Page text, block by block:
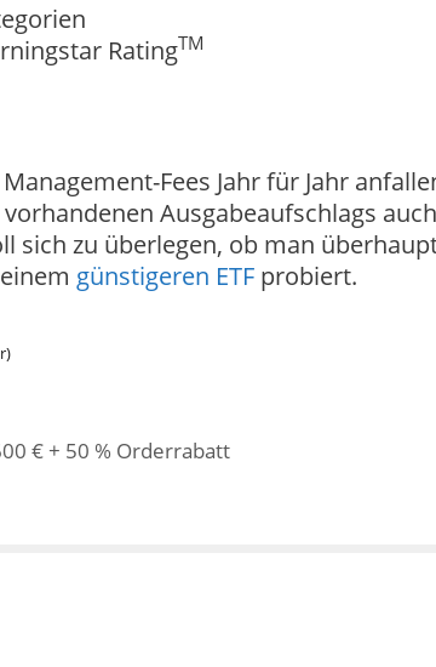
RatingTM
Fees Jahr für Jahr
Ausgabeaufschlags
sich zu überlegen, ob man
günstigeren ETF probiert.
€ + 50 % Orderrabatt